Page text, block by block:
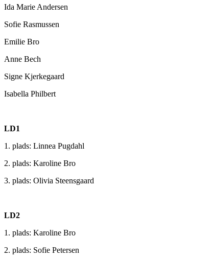
Ida Marie Andersen
Sofie Rasmussen
Emilie Bro
Anne Bech
Signe Kjerkegaard
Isabella Philbert
LD1
1. plads: Linnea Pugdahl
2. plads: Karoline Bro
3. plads: Olivia Steensgaard
LD2
1. plads: Karoline Bro
2. plads: Sofie Petersen